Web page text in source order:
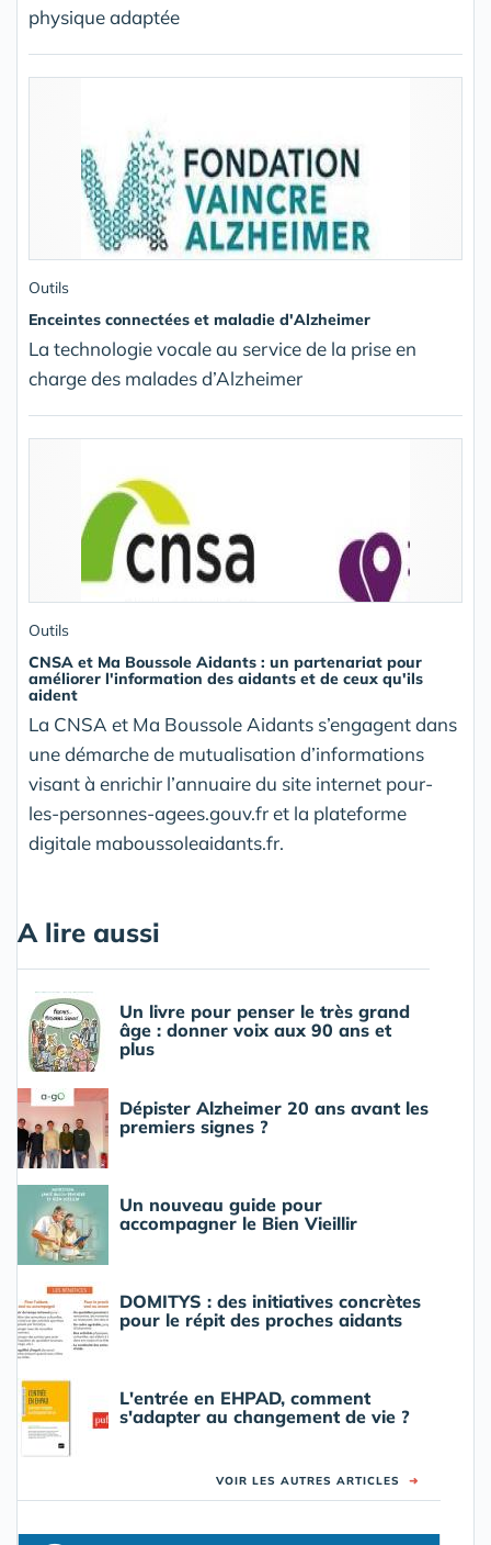
physique adaptée
Outils
Enceintes connectées et maladie d'Alzheimer
La technologie vocale au service de la prise en
charge des malades d’Alzheimer
Outils
CNSA et Ma Boussole Aidants : un partenariat pour
améliorer l'information des aidants et de ceux qu'ils
aident
La CNSA et Ma Boussole Aidants s’engagent dans
une démarche de mutualisation d’informations
visant à enrichir l’annuaire du site internet pour-
les-personnes-agees.gouv.fr et la plateforme
digitale maboussoleaidants.fr.
A lire aussi
Un livre pour penser le très grand
âge : donner voix aux 90 ans et
plus
Dépister Alzheimer 20 ans avant les
premiers signes ?
Un nouveau guide pour
accompagner le Bien Vieillir
DOMITYS : des initiatives concrètes
pour le répit des proches aidants
L'entrée en EHPAD, comment
s'adapter au changement de vie ?
VOIR LES AUTRES ARTICLES ➜